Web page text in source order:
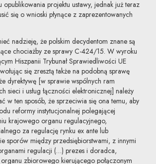
opublikowania projektu ustawy, jednak już teraz
się o wnioski płynące z zaprezentowanych
nadzieję, że polskim decydentom znane są
chociażby ze sprawy C-424/15. W wyroku
Hiszpanii Trybunał Sprawiedliwości UE
się zresztą także na podobną sprawę
dyrektywę [w sprawie wspólnych ram
sieci i usług łączności elektronicznej] należy
w ten sposób, że sprzeciwia się ona temu, aby
reformy instytucjonalnej polegającej
krajowego organu regulacyjnego,
za regulację rynku ex ante lub
sporów między przedsiębiorstwami, z innymi
regulacji (…) prezes i doradca,
zbiorowego kierującego połączonym